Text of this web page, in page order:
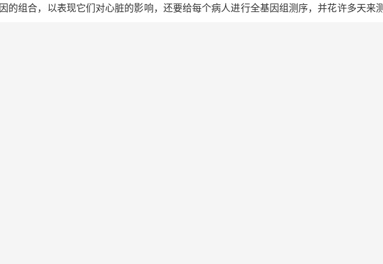
因的组合，以表现它们对心脏的影响，还要给每个病人进行全基因组测序，并花许多天来